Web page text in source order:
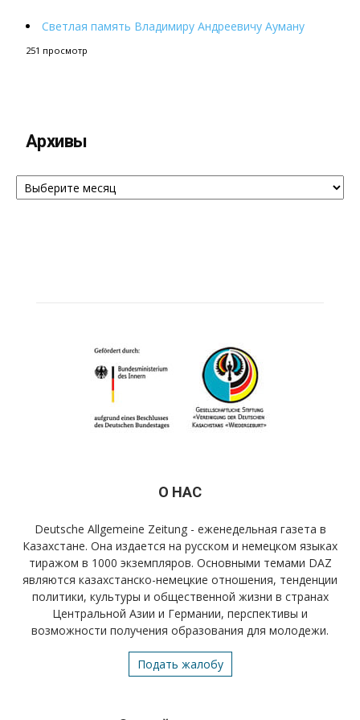
Светлая память Владимиру Андреевичу Ауману
251 просмотр
Архивы
Архивы
О НАС
Deutsche Allgemeine Zeitung - еженедельная газета в
Казахстане. Она издается на русском и немецком языках
тиражом в 1000 экземпляров. Основными темами DAZ
являются казахстанско-немецкие отношения, тенденции
политики, культуры и общественной жизни в странах
Центральной Азии и Германии, перспективы и
возможности получения образования для молодежи.
Подать жалобу